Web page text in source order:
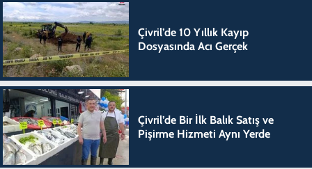
Çivril’de 10 Yıllık Kayıp
Dosyasında Acı Gerçek
Çivril’de Bir İlk Balık Satış ve
Pişirme Hizmeti Aynı Yerde